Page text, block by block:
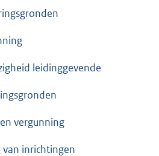
leidinggevende
vergunning
inrichtingen